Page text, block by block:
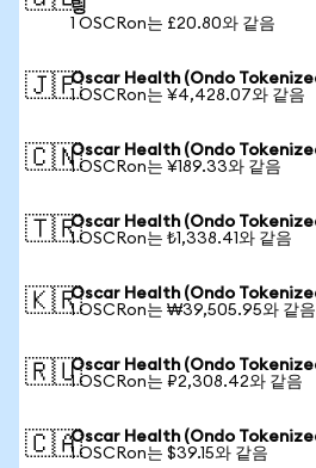
링
1 OSCRon는 £20.80와 같음
🇯🇵Oscar Health (Ondo
1 OSCRon는 ¥4,428.07와 같음
🇨🇳Oscar Health (Ondo
1 OSCRon는 ¥189.33와 같음
🇹🇷Oscar Health (Ondo
1 OSCRon는 ₺1,338.41와 같음
🇰🇷Oscar Health (Ondo
1 OSCRon는 ₩39,505.95와 같음
🇷🇺Oscar Health (Ondo
1 OSCRon는 ₽2,308.42와 같음
🇨🇦Oscar Health (Ondo
1 OSCRon는 $39.15와 같음